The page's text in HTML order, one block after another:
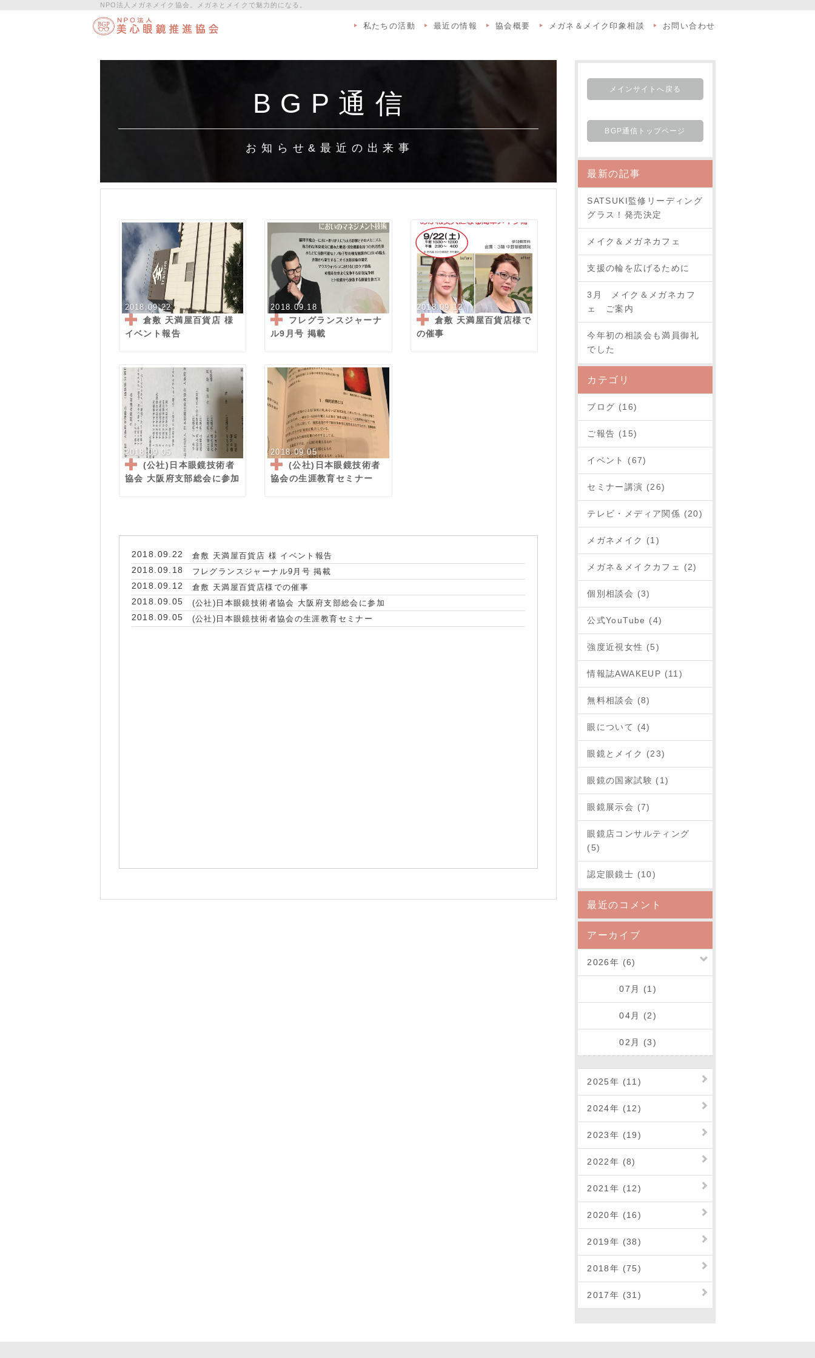
NPO法人メガネメイク協会。メガネとメイクで魅力的になる。
私たちの活動 最近の情報 協会概要 メガネ＆メイク印象相談 お問い合わせ
B G P 通 信
お 知 ら せ & 最 近 の 出 来 事
2018.09.22
倉敷 天満屋百貨店 様
イベント報告
2018.09.18
フレグランスジャーナ
ル9月号 掲載
2018.09.12
倉敷 天満屋百貨店様で
の催事
2018.09.05
(公社)日本眼鏡技術者
協会 大阪府支部総会に参加
2018.09.05
(公社)日本眼鏡技術者
協会の生涯教育セミナー
2018.09.22 倉敷 天満屋百貨店 様 イベント報告
2018.09.18 フレグランスジャーナル9月号 掲載
2018.09.12 倉敷 天満屋百貨店様での催事
2018.09.05 (公社)日本眼鏡技術者協会 大阪府支部総会に参加
2018.09.05 (公社)日本眼鏡技術者協会の生涯教育セミナー
メインサイトへ戻る
BGP通信トップページ
最新の記事
SATSUKI監修リーディング
グラス！発売決定
メイク＆メガネカフェ
支援の輪を広げるために
3月 メイク＆メガネカフ
ェ ご案内
今年初の相談会も満員御礼
でした
カテゴリ
ブログ (16)
ご報告 (15)
イベント (67)
セミナー講演 (26)
テレビ・メディア関係 (20)
メガネメイク (1)
メガネ＆メイクカフェ (2)
個別相談会 (3)
公式YouTube (4)
強度近視女性 (5)
情報誌AWAKEUP (11)
無料相談会 (8)
眼について (4)
眼鏡とメイク (23)
眼鏡の国家試験 (1)
眼鏡展示会 (7)
眼鏡店コンサルティング
(5)
認定眼鏡士 (10)
最近のコメント
アーカイブ
2026年 (6)
07月 (1)
04月 (2)
02月 (3)
2025年 (11)
2024年 (12)
2023年 (19)
2022年 (8)
2021年 (12)
2020年 (16)
2019年 (38)
2018年 (75)
2017年 (31)